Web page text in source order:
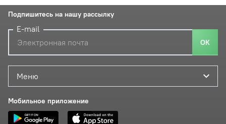
Меню
Мобильное приложение
Подпишитесь на нашу рассылку
E-mail
ОК